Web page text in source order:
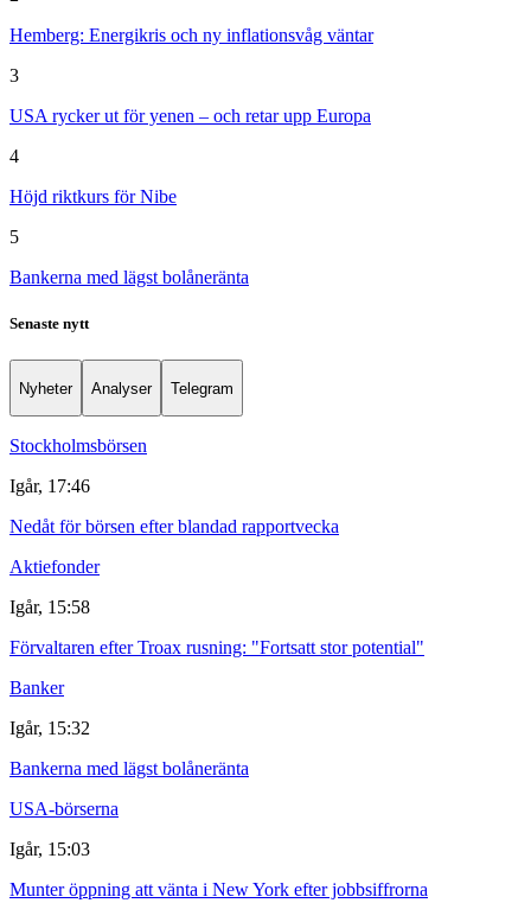
Hemberg: Energikris och ny inflationsvåg väntar
3
USA rycker ut för yenen – och retar upp Europa
4
Höjd riktkurs för Nibe
5
Bankerna med lägst bolåneränta
Senaste nytt
Nyheter Analyser Telegram
Stockholmsbörsen
Igår, 17:46
Nedåt för börsen efter blandad rapportvecka
Aktiefonder
Igår, 15:58
Förvaltaren efter Troax rusning: "Fortsatt stor potential"
Banker
Igår, 15:32
Bankerna med lägst bolåneränta
USA-börserna
Igår, 15:03
Munter öppning att vänta i New York efter jobbsiffrorna